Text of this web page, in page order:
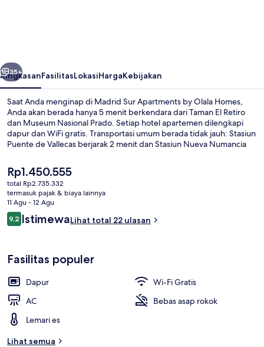
Homes
Berikutnya
35+
RingkasanFasilitasLokasiHargaKebijakan
Saat Anda menginap di Madrid Sur Apartments by Olala Homes,
Anda akan berada hanya 5 menit berkendara dari Taman El Retiro
dan Museum Nasional Prado. Setiap hotel apartemen dilengkapi
dapur dan WiFi gratis. Transportasi umum berada tidak jauh: Stasiun
Puente de Vallecas berjarak 2 menit dan Stasiun Nueva Numancia
Harga
saat
ini
Rp1.450.555
Rp1.450.555
total Rp2.735.332
termasuk pajak & biaya lainnya
11 Agu - 12 Agu
Ulasan
9,29,2 dari 10
IstimewaLihat total 22 ulasan
Fasilitas populer
Dapur
Wi-Fi Gratis
AC
Bebas asap rokok
Lemari es
Lihat semua